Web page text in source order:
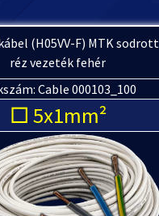
(H05VV-F) MTK sodrott
réz vezeték fehér
Cable 000103_100
□ 5x1mm²